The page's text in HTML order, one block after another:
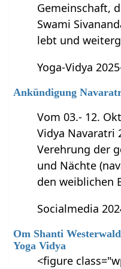
Gemeinschaft,
Swami
lebt und
Yoga-Vidya
Ankündigung
Vom 03.- 12.
Vidya Navaratri
Verehrung der
und Nächte
den weiblichen
Socialmedia
Om Shanti
Yoga Vidya
<figure